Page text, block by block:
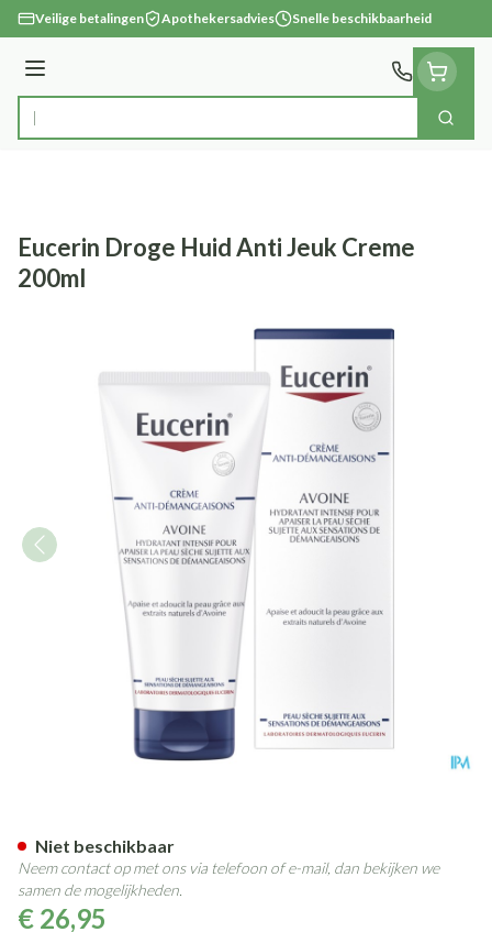
Ga naar de inhoud
Veilige betalingen Apothekersadvies Snelle beschikbaarheid
Menu
Product, merk, categorie... Zoek
Eucerin Droge Huid Anti Jeuk Creme
200ml
€ 26,95
Niet beschikbaar
Neem contact op met ons via telefoon of e-mail, dan bekijken we
samen de mogelijkheden.